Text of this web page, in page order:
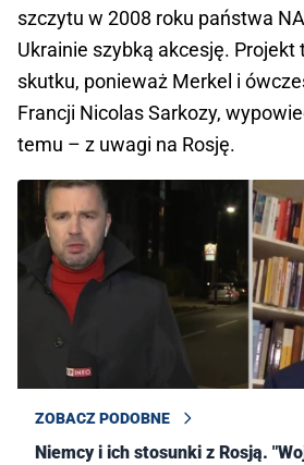
szczytu w 2008 roku państwa
Ukrainie szybką akcesję. Projekt
skutku, ponieważ Merkel i
Francji Nicolas Sarkozy,
temu – z uwagi na Rosję.
ZOBACZ PODOBNE
Niemcy i ich stosunki z Rosją.